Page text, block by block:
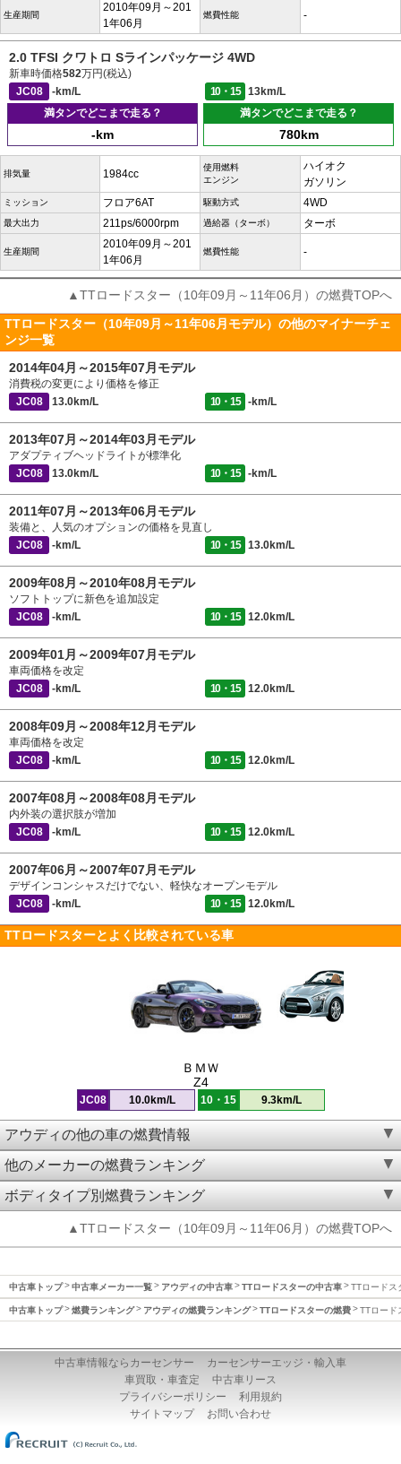
生産期間
2010年09月～201
1年06月
燃費性能 -
2.0 TFSI クワトロ Sラインパッケージ 4WD
新車時価格582万円(税込)
JC08
-km/L 10・15
13km/L
満タンでどこまで走る？
-km
満タンでどこまで走る？
780km
排気量 1984cc
使用燃料
エンジン
ハイオク
ガソリン
ミッション フロア6AT 駆動方式 4WD
最大出力 211ps/6000rpm 過給器（ターボ） ターボ
生産期間
2010年09月～201
1年06月
燃費性能 -
▲TTロードスター（10年09月～11年06月）の燃費TOPへ
TTロードスター（10年09月～11年06月モデル）の他のマイナーチェ
ンジ一覧
2014年04月～2015年07月モデル
消費税の変更により価格を修正
JC08
13.0km/L 10・15 -km/L
2013年07月～2014年03月モデル
アダプティブヘッドライトが標準化
JC08
13.0km/L 10・15 -km/L
2011年07月～2013年06月モデル
装備と、人気のオプションの価格を見直し
JC08
-km/L 10・15 13.0km/L
2009年08月～2010年08月モデル
ソフトトップに新色を追加設定
JC08
-km/L 10・15 12.0km/L
2009年01月～2009年07月モデル
車両価格を改定
JC08
-km/L 10・15 12.0km/L
2008年09月～2008年12月モデル
車両価格を改定
JC08
-km/L 10・15 12.0km/L
2007年08月～2008年08月モデル
内外装の選択肢が増加
JC08
-km/L 10・15 12.0km/L
2007年06月～2007年07月モデル
デザインコンシャスだけでない、軽快なオープンモデル
JC08
-km/L 10・15 12.0km/L
TTロードスターとよく比較されている車
ＢＭＷ
Z4
JC08 10.0km/L 10・15 9.3km/L
アウディの他の車の燃費情報
他のメーカーの燃費ランキング
ボディタイプ別燃費ランキング
▲TTロードスター（10年09月～11年06月）の燃費TOPへ
中古車トップ 中古車メーカー一覧 アウディの中古車 TTロードスターの中古車 TTロードス
中古車トップ 燃費ランキング アウディの燃費ランキング TTロードスターの燃費 TTロード
中古車情報ならカーセンサー
カーセンサーエッジ・輸入車
車買取・車査定
中古車リース
プライバシーポリシー
利用規約
サイトマップ
お問い合わせ